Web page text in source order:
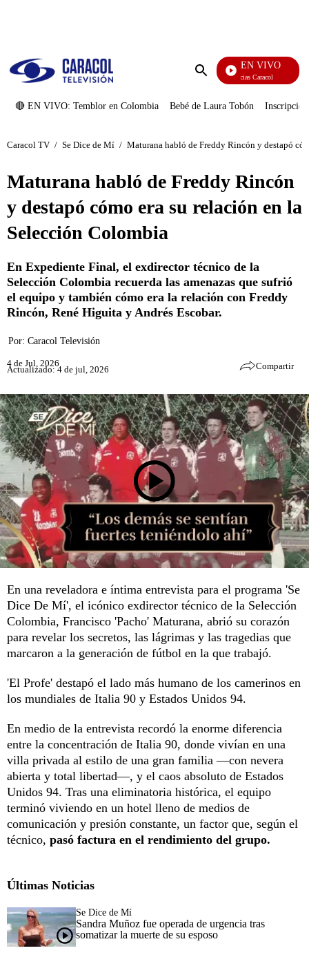
Enviar
EN VIVO
Noticias Caracol
🔴 EN VIVO: Temblor en Colombia Bebé de Laura Tobón
Caracol TV / Se Dice de Mí / Maturana habló de Freddy Rincón y destapó
Maturana habló de Freddy Rincón
y destapó cómo era su relación en la
Selección Colombia
En Expediente Final, el exdirector técnico de la
Selección Colombia recuerda las amenazas que sufrió
el equipo y también cómo era la relación con Freddy
Rincón, René Higuita y Andrés Escobar.
Por: Caracol Televisión
4 de Jul, 2026
Actualizado: 4 de jul, 2026 Compartir
En una reveladora e íntima entrevista para el programa 'Se
Dice De Mí', el icónico exdirector técnico de la Selección
Colombia, Francisco 'Pacho' Maturana, abrió su corazón
para revelar los secretos, las lágrimas y las tragedias que
marcaron a la generación de fútbol en la que trabajó.
'El Profe' destapó el lado más humano de los camerinos en
los mundiales de Italia 90 y Estados Unidos 94.
En medio de la entrevista recordó la enorme diferencia
entre la concentración de Italia 90, donde vivían en una
villa privada al estilo de una gran familia —con nevera
abierta y total libertad—, y el caos absoluto de Estados
Unidos 94. Tras una eliminatoria histórica, el equipo
terminó viviendo en un hotel lleno de medios de
comunicación y presión constante, un factor que, según el
técnico, pasó factura en el rendimiento del grupo.
Últimas Noticias
Se Dice de Mí
Sandra Muñoz fue operada de urgencia tras
somatizar la muerte de su esposo